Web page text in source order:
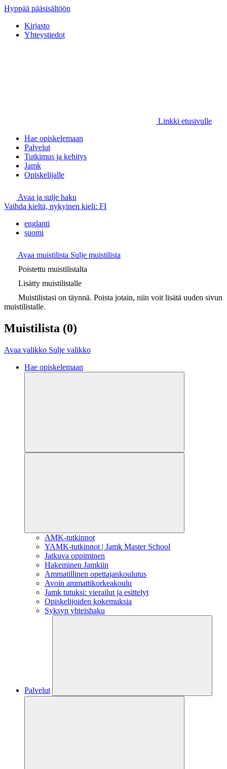
Hyppää pääsisältöön
Kirjasto
Yhteystiedot
Linkki etusivulle
Hae opiskelemaan
Palvelut
Tutkimus ja kehitys
Jamk
Opiskelijalle
Avaa ja sulje haku
Vaihda kieltä, nykyinen kieli: FI
englanti
suomi
Avaa muistilista Sulje muistilista
Poistettu muistilistalta
Lisätty muistilistalle
Muistilistasi on täynnä. Poista jotain, niin voit lisätä uuden sivun
muistilistalle.
Muistilista (0)
Avaa valikko Sulje valikko
Hae opiskelemaan
AMK-tutkinnot
YAMK-tutkinnot | Jamk Master School
Jatkuva oppiminen
Hakeminen Jamkiin
Ammatillinen opettajankoulutus
Avoin ammattikorkeakoulu
Jamk tutuksi: vierailut ja esittelyt
Opiskelijoiden kokemuksia
Syksyn yhteishaku
Palvelut